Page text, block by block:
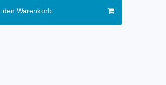
den Warenkorb